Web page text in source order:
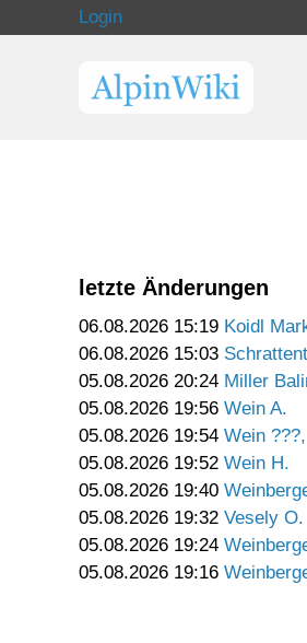
Login
letzte Änderungen
06.08.2026 15:19 Koidl
06.08.2026 15:03
05.08.2026 20:24 Miller
05.08.2026 19:56 Wein A.
05.08.2026 19:54 Wein ???,
05.08.2026 19:52 Wein H.
05.08.2026 19:40
05.08.2026 19:32 Vesely O.
05.08.2026 19:24
05.08.2026 19:16